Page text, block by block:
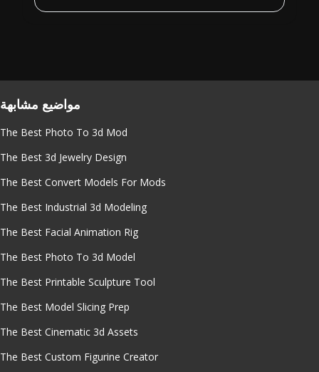
مواضيع مشابهة
The Best Photo To 3d Mod
The Best 3d Jewelry Design
The Best Convert Models For Mods
The Best Industrial 3d Modeling
The Best Facial Animation Rig
The Best Photo To 3d Model
The Best Printable Sculpture Tool
The Best Model Slicing Prep
The Best Cinematic 3d Assets
The Best Custom Figurine Creator